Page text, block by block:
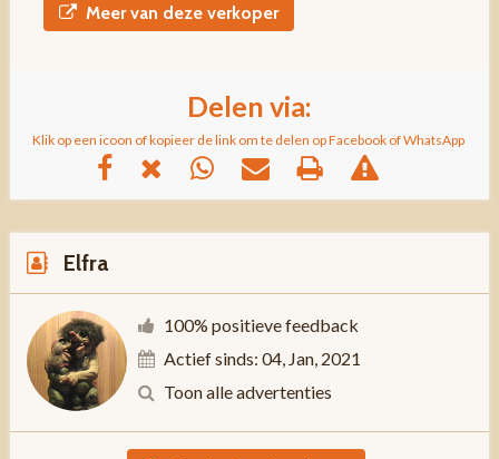
Meer van deze verkoper
Delen via:
Klik op een icoon of kopieer de link om te delen op Facebook of WhatsApp
Elfra
100% positieve feedback
Actief sinds: 04, Jan, 2021
Toon alle advertenties